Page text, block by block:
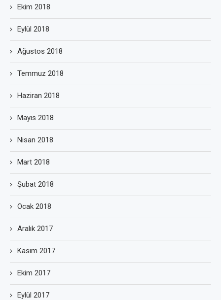
Ekim 2018
Eylül 2018
Ağustos 2018
Temmuz 2018
Haziran 2018
Mayıs 2018
Nisan 2018
Mart 2018
Şubat 2018
Ocak 2018
Aralık 2017
Kasım 2017
Ekim 2017
Eylül 2017